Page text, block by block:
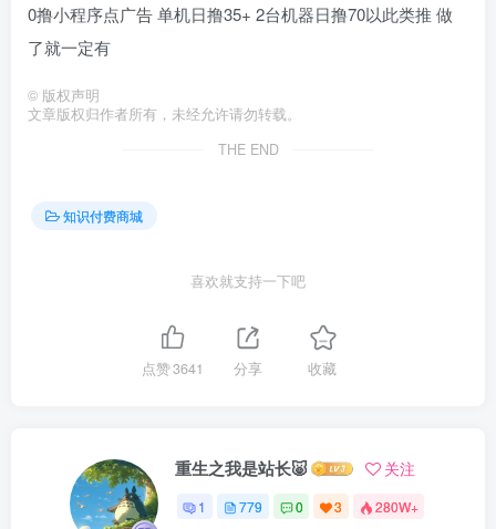
0撸小程序点广告 单机日撸35+ 2台机器日撸70以此类推 做
了就一定有
© 版权声明
文章版权归作者所有，未经允许请勿转载。
THE END
知识付费商城
喜欢就支持一下吧
点赞3641 分享 收藏
重生之我是站长🐷 关注
1 779 0 3 280W+